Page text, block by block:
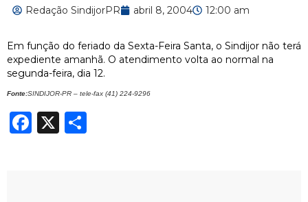
Redação SindijorPR abril 8, 2004 12:00 am
Em função do feriado da Sexta-Feira Santa, o Sindijor não terá
expediente amanhã. O atendimento volta ao normal na
segunda-feira, dia 12.
Fonte:SINDIJOR-PR – tele-fax (41) 224-9296
Facebook
X